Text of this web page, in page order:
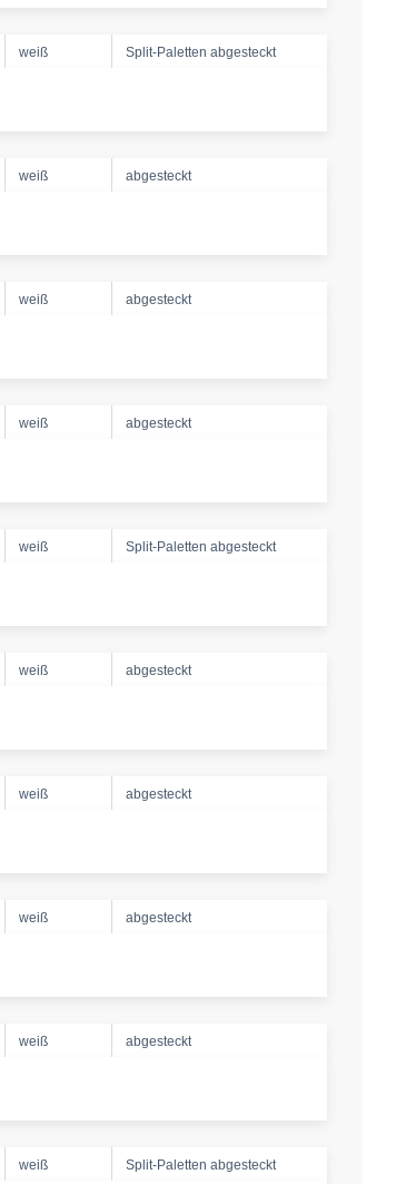
weiß Split-Paletten abgesteckt
weiß abgesteckt
weiß abgesteckt
weiß abgesteckt
weiß Split-Paletten abgesteckt
weiß abgesteckt
weiß abgesteckt
weiß abgesteckt
weiß abgesteckt
weiß Split-Paletten abgesteckt